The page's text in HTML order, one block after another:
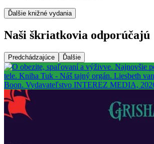
Ďalšie knižné vydania
Naši škriatkovia odporúčajú
Predchádzajúce Ďalšie